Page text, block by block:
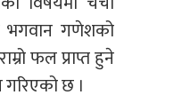
भगवान गणेशको
फल प्राप्त हुने
गरिएको छ ।